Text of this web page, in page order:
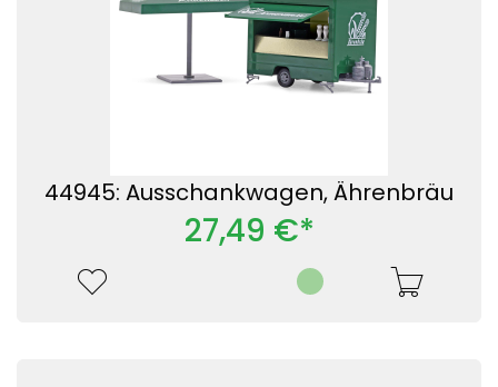
44945: Ausschankwagen, Ährenbräu
27,49 €*